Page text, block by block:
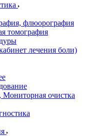
флюорография
томография
лечения боли)
очистка